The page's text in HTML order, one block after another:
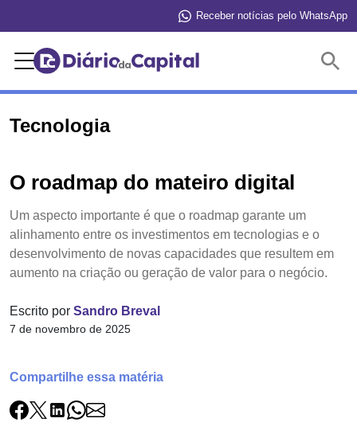
Receber notícias pelo WhatsApp
Tecnologia
O roadmap do mateiro digital
Um aspecto importante é que o roadmap garante um
alinhamento entre os investimentos em tecnologias e o
desenvolvimento de novas capacidades que resultem em
aumento na criação ou geração de valor para o negócio.
Escrito por Sandro Breval
7 de novembro de 2025
Compartilhe essa matéria